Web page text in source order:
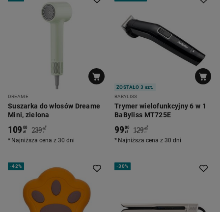
DREAME
Suszarka do włosów Dreame
Mini, zielona
109 00
zł 239 00
zł
*
Najniższa cena z 30 dni
ZOSTAŁO 3 szt.
BABYLISS
Trymer wielofunkcyjny 6 w 1
BaByliss MT725E
9900
zł 129 00
zł
*
Najniższa cena z 30 dni
-42% -30%